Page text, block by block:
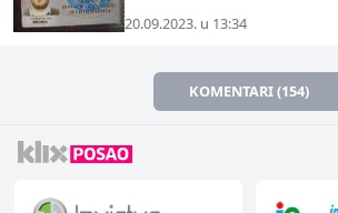
20.09.2023. u 13:34
KOMENTARI (154)